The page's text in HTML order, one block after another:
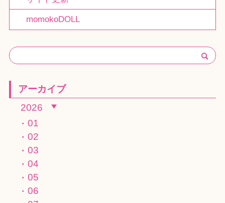
momokoDOLL
アーカイブ
2026
01
02
03
04
05
06